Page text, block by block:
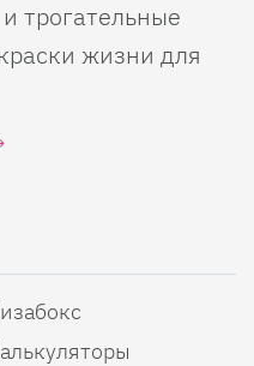
трогательные
жизни для